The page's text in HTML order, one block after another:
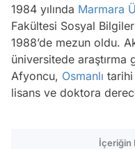
1984 yılında Marmara
Fakültesi Sosyal
1988’de mezun oldu.
üniversitede
Afyoncu, Osmanlı tarihi
lisans ve doktora
İçeriğin